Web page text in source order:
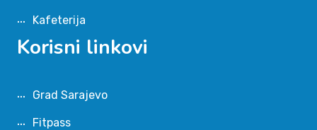
Kafeterija
Korisni linkovi
Grad Sarajevo
Fitpass